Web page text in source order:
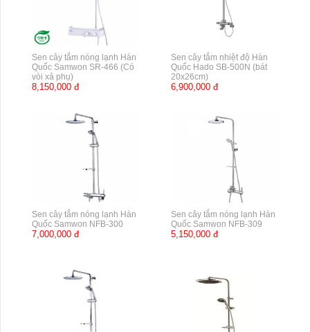
Sen cây tắm nóng lạnh Hàn
Quốc Samwon SR-466 (Có
vòi xả phụ)
8,150,000 đ
Sen cây tắm nhiệt độ Hàn
Quốc Hado SB-500N (bát
20x26cm)
6,900,000 đ
Sen cây tắm nóng lạnh Hàn
Quốc Samwon NFB-300
7,000,000 đ
Sen cây tắm nóng lạnh Hàn
Quốc Samwon NFB-309
5,150,000 đ